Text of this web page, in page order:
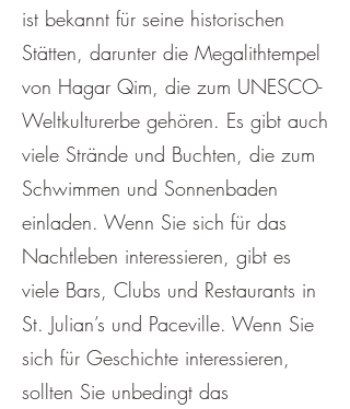
ist bekannt für seine historischen
Stätten, darunter die Megalithtempel
von Hagar Qim, die zum UNESCO-
Weltkulturerbe gehören. Es gibt auch
viele Strände und Buchten, die zum
Schwimmen und Sonnenbaden
einladen. Wenn Sie sich für das
Nachtleben interessieren, gibt es
viele Bars, Clubs und Restaurants in
St. Julian’s und Paceville. Wenn Sie
sich für Geschichte interessieren,
sollten Sie unbedingt das